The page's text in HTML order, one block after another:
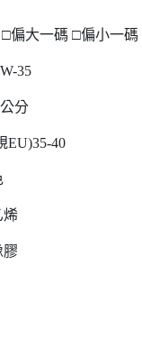
偏大一碼 □偏小一碼
35
分
EU)35-40
烯
膠